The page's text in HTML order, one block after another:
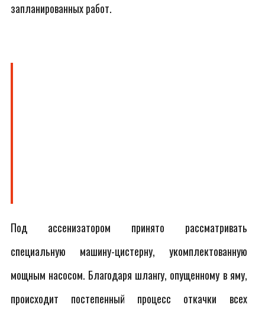
запланированных работ.
Под ассенизатором принято рассматривать
специальную машину-цистерну, укомплектованную
мощным насосом. Благодаря шлангу, опущенному в яму,
происходит постепенный процесс откачки всех